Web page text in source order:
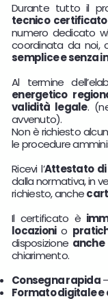
Durante tutto il
tecnico
numero dedicato
coordinata da noi,
semplice e senza
Al termine
energetico
validità legale.
avvenuto).
Non è richiesto
le procedure
Ricevi l’Attestato di
dalla normativa, in
richiesto, anche
Il certificato è
locazionio
disposizione
chiarimento.
Consegna rapida
Formato digitale